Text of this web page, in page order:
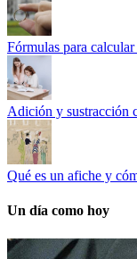
Fórmulas para
Adición y sustracción
Qué es un afiche y
Un día como hoy